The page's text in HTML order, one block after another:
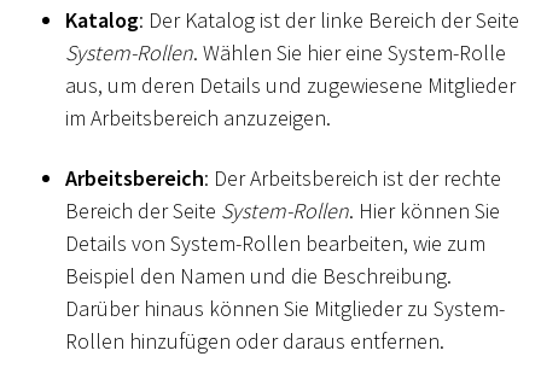
Katalog: Der Katalog ist der linke Bereich der Seite
System-Rollen. Wählen Sie hier eine System-Rolle
aus, um deren Details und zugewiesene Mitglieder
im Arbeitsbereich anzuzeigen.
Arbeitsbereich: Der Arbeitsbereich ist der rechte
Bereich der Seite System-Rollen. Hier können Sie
Details von System-Rollen bearbeiten, wie zum
Beispiel den Namen und die Beschreibung.
Darüber hinaus können Sie Mitglieder zu System-
Rollen hinzufügen oder daraus entfernen.